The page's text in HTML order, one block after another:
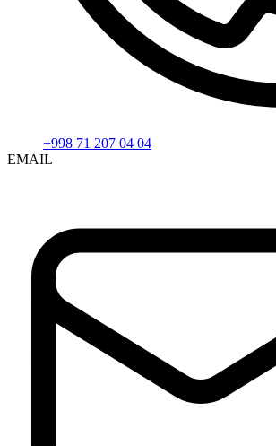
+998 71 207 04 04
EMAIL